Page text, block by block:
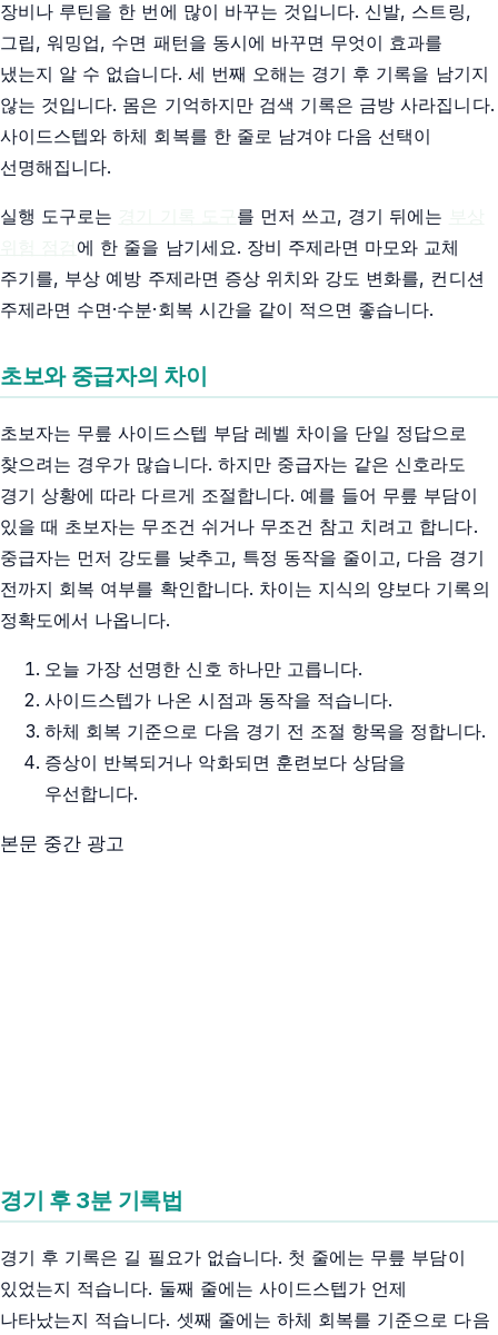
장비나 루틴을 한 번에 많이 바꾸는 것입니다. 신발, 스트링,
그립, 워밍업, 수면 패턴을 동시에 바꾸면 무엇이 효과를
냈는지 알 수 없습니다. 세 번째 오해는 경기 후 기록을 남기지
않는 것입니다. 몸은 기억하지만 검색 기록은 금방 사라집니다.
사이드스텝와 하체 회복를 한 줄로 남겨야 다음 선택이
선명해집니다.
실행 도구로는 를 먼저 쓰고, 경기 뒤에는
에 한 줄을 남기세요. 장비 주제라면 마모와 교체
주기를, 부상 예방 주제라면 증상 위치와 강도 변화를, 컨디션
주제라면 수면·수분·회복 시간을 같이 적으면 좋습니다.
초보와 중급자의 차이
초보자는 무릎 사이드스텝 부담 레벨 차이을 단일 정답으로
찾으려는 경우가 많습니다. 하지만 중급자는 같은 신호라도
경기 상황에 따라 다르게 조절합니다. 예를 들어 무릎 부담이
있을 때 초보자는 무조건 쉬거나 무조건 참고 치려고 합니다.
중급자는 먼저 강도를 낮추고, 특정 동작을 줄이고, 다음 경기
전까지 회복 여부를 확인합니다. 차이는 지식의 양보다 기록의
정확도에서 나옵니다.
오늘 가장 선명한 신호 하나만 고릅니다.
사이드스텝가 나온 시점과 동작을 적습니다.
하체 회복 기준으로 다음 경기 전 조절 항목을 정합니다.
증상이 반복되거나 악화되면 훈련보다 상담을
우선합니다.
본문 중간 광고
경기 후 3분 기록법
경기 후 기록은 길 필요가 없습니다. 첫 줄에는 무릎 부담이
있었는지 적습니다. 둘째 줄에는 사이드스텝가 언제
나타났는지 적습니다. 셋째 줄에는 하체 회복를 기준으로 다음